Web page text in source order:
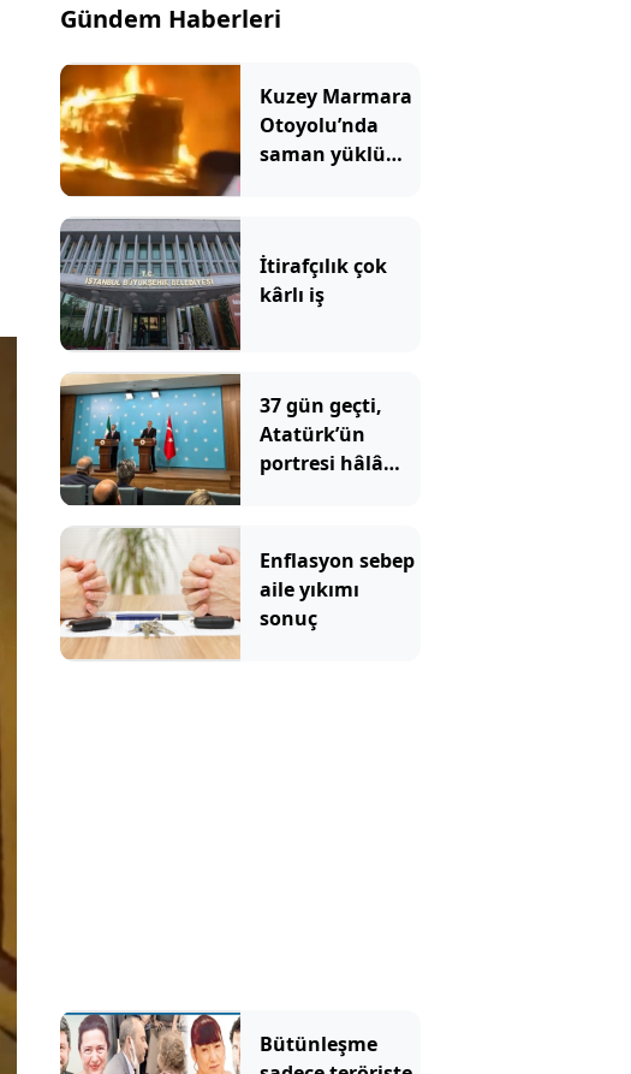
Gündem Haberleri
Kuzey Marmara
Otoyolu’nda
saman yüklü
İtirafçılık çok
kârlı iş
37 gün geçti,
Atatürk’ün
portresi hâlâ
Enflasyon sebep
aile yıkımı
sonuç
Bütünleşme